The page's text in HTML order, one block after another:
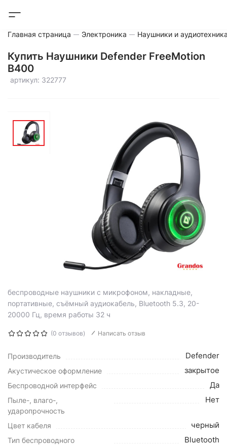
Главная страница Электроника Наушники и
Купить Наушники Defender FreeMotion
B400
артикул: 322777
беспроводные наушники с микрофоном, накладные,
портативные, съёмный аудиокабель, Bluetooth 5.3, 20-
20000 Гц, время работы 32 ч
(0 отзывов) Написать отзыв
Производитель Defender
Акустическое оформление закрытое
Беспроводной интерфейс Да
Пыле-, влаго-,
ударопрочность
Нет
Цвет кабеля черный
Тип беспроводного
Bluetooth